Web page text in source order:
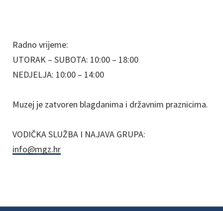
Radno vrijeme:
UTORAK – SUBOTA: 10:00 – 18:00
NEDJELJA: 10:00 – 14:00
Muzej je zatvoren blagdanima i državnim praznicima.
VODIČKA SLUŽBA I NAJAVA GRUPA:
info@mgz.hr